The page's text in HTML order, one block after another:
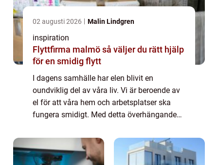
02 augusti 2026 Malin Lindgren
inspiration
Flyttfirma malmö så väljer du rätt hjälp
för en smidig flytt
I dagens samhälle har elen blivit en
oundviklig del av våra liv. Vi är beroende av
el för att våra hem och arbetsplatser ska
fungera smidigt. Med detta överhängande